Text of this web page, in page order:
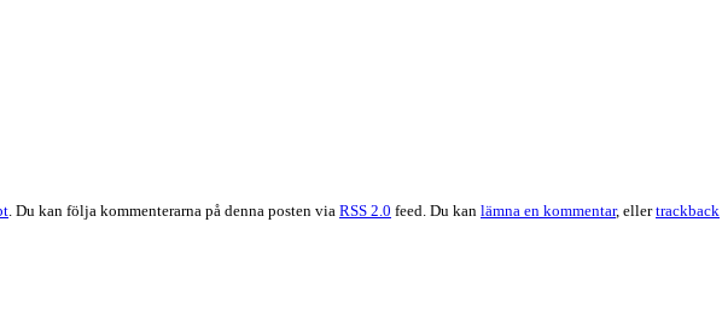
. Du kan följa kommenterarna på denna posten via RSS 2.0 feed. Du kan lämna en kommentar, ellertrackback